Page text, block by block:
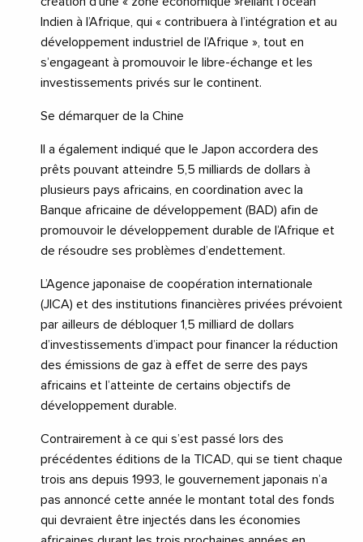
Indien à l’Afrique, qui « contribuera à l’intégration et au
développement industriel de l’Afrique », tout en
s’engageant à promouvoir le libre-échange et les
investissements privés sur le continent.
Se démarquer de la Chine
Il a également indiqué que le Japon accordera des
prêts pouvant atteindre 5,5 milliards de dollars à
plusieurs pays africains, en coordination avec la
Banque africaine de développement (BAD) afin de
promouvoir le développement durable de l’Afrique et
de résoudre ses problèmes d’endettement.
L’Agence japonaise de coopération internationale
(JICA) et des institutions financières privées prévoient
par ailleurs de débloquer 1,5 milliard de dollars
d’investissements d’impact pour financer la réduction
des émissions de gaz à effet de serre des pays
africains et l’atteinte de certains objectifs de
développement durable.
Contrairement à ce qui s’est passé lors des
précédentes éditions de la TICAD, qui se tient chaque
trois ans depuis 1993, le gouvernement japonais n’a
pas annoncé cette année le montant total des fonds
qui devraient être injectés dans les économies